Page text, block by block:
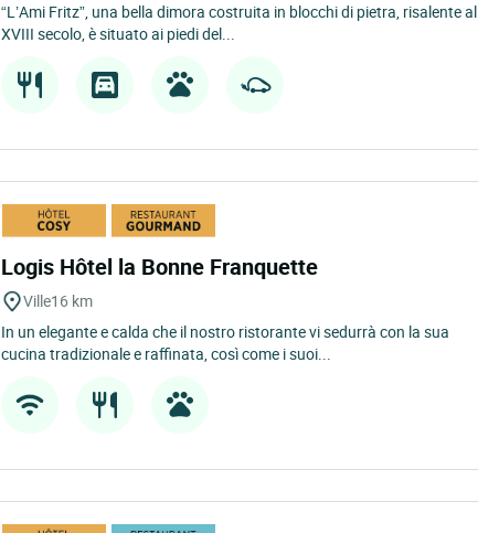
“L’Ami Fritz”, una bella dimora costruita in blocchi di pietra, risalente al
XVIII secolo, è situato ai piedi del...
Logis Hôtel la Bonne Franquette
Ville16 km
In un elegante e calda che il nostro ristorante vi sedurrà con la sua
cucina tradizionale e raffinata, così come i suoi...